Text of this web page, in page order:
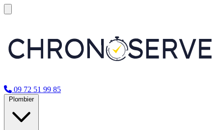
09 72 51 99 85
Plombier